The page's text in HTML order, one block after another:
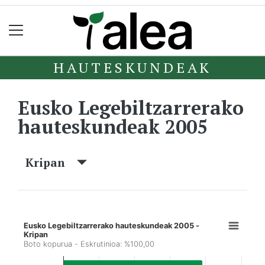
HAUTESKUNDEAK
Eusko Legebiltzarrerako
hauteskundeak 2005
Kripan
Eusko Legebiltzarrerako hauteskundeak 2005 -
Kripan
Boto kopurua - Eskrutinioa: %100,00